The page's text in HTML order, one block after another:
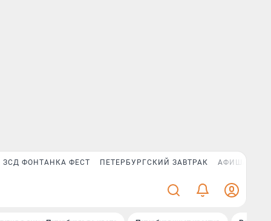
ЗСД ФОНТАНКА ФЕСТ ПЕТЕРБУРГСКИЙ ЗАВТРАК АФИША PLUS